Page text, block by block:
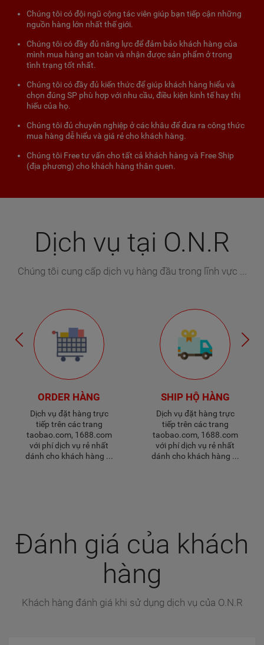
Chúng tôi có đội ngũ cộng tác viên giúp bạn tiếp cận những
nguồn hàng lớn nhất thế giới.
Chúng tôi có đầy đủ năng lực để đảm bảo khách hàng của
mình mua hàng an toàn và nhận được sản phẩm ở trong
tình trạng tốt nhất.
Chúng tôi có đầy đủ kiến thức để giúp khách hàng hiểu và
chọn đúng SP phù hợp với nhu cầu, điều kiện kinh tế hay thị
hiếu của họ.
Chúng tôi đủ chuyên nghiệp ở các khâu để đưa ra công thức
mua hàng dễ hiểu và giá rẻ cho khách hàng.
Chúng tôi Free tư vấn cho tất cả khách hàng và Free Ship
(địa phương) cho khách hàng thân quen.
Dịch vụ tại O.N.R
Chúng tôi cung cấp dịch vụ hàng đầu trong lĩnh vực ...
ORDER HÀNG
Dịch vụ đặt hàng trực
tiếp trên các trang
taobao.com, 1688.com
với phí dịch vụ rẻ nhất
dánh cho khách hàng ...
SHIP HỘ HÀNG
Dịch vụ đặt hàng trực
tiếp trên các trang
taobao.com, 1688.com
với phí dịch vụ rẻ nhất
dánh cho khách hàng ...
Đánh giá của khách
hàng
Khách hàng đánh giá khi sử dụng dịch vụ của O.N.R